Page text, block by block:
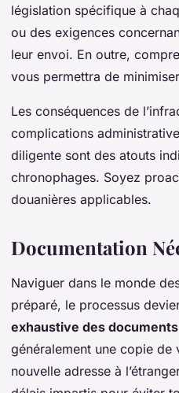
législation spécifique à
ou des exigences
leur envoi. En outre,
vous permettra de
Les conséquences de
complications
diligente sont des atouts
chronophages. Soyez
douanières applicables.
Documentation
Naviguer dans le monde
préparé, le processus
exhaustive des
généralement une copie
nouvelle adresse à